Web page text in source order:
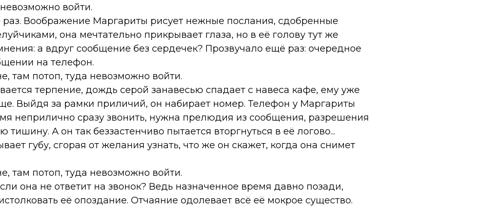
войти.
Воображение Маргариты рисует нежные послания, сдобренные
она мечтательно прикрывает глаза, но в её голову тут же
а вдруг сообщение без сердечек? Прозвучало ещё раз: очередное
на телефон.
там потоп, туда невозможно войти.
терпение, дождь серой занавесью спадает с навеса кафе, ему уже
Выйдя за рамки приличий, он набирает номер. Телефон у Маргариты
неприлично сразу звонить, нужна прелюдия из сообщения, разрешения
тишину. А он так беззастенчиво пытается вторгнуться в её логово...
губу, сгорая от желания узнать, что же он скажет, когда она снимет
там потоп, туда невозможно войти.
она не ответит на звонок? Ведь назначенное время давно позади,
её опоздание. Отчаяние одолевает всё её мокрое существо.